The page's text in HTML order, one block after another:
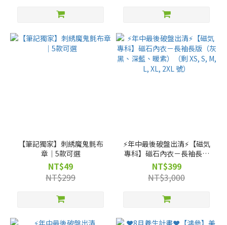
【筆記獨家】刺綉魔鬼氈布
章｜5款可選
NT$49
NT$299
⚡️年中最後破盤出清⚡️【磁気
專科】磁石內衣－長袖長版
（灰黑、深藍、暖紫）（剩
XS, S, M, L, XL, 2XL 號）
NT$399
NT$3,000